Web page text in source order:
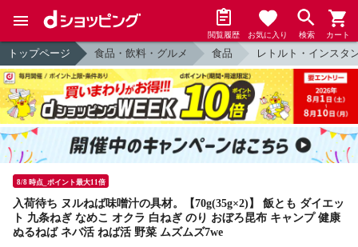
閲覧履歴 お気に入り 検索 カート
トップページ 食品・飲料・グルメ 食品 レトルト・インスタ
8/8 時点_ポイント最大11倍
入荷待ち ヌルねば味噌汁の具材。【70g(35g×2)】 飯とも ダイエッ
ト 九条ねぎ なめこ オクラ 白ねぎ のり おぼろ昆布 キャンプ 健康
ぬるねば ネバ活 ねば活 野菜 ムズムズ7we